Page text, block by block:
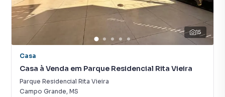
15
Casa
Casa à Venda em Parque Residencial Rita Vieira
Parque Residencial Rita Vieira
Campo Grande, MS